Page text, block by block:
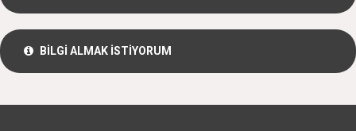
BİLGİ ALMAK İSTİYORUM